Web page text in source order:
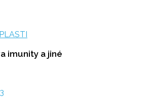
imunity a jiné